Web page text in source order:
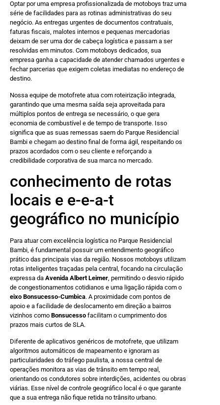
Optar por uma empresa profissionalizada de motoboys traz uma
série de facilidades para as rotinas administrativas do seu
negócio. As entregas urgentes de documentos contratuais,
faturas fiscais, malotes internos e pequenas mercadorias
deixam de ser uma dor de cabeça logística e passam a ser
resolvidas em minutos. Com motoboys dedicados, sua
empresa ganha a capacidade de atender chamados urgentes e
fechar parcerias que exigem coletas imediatas no endereço de
destino.
Nossa equipe de motofrete atua com roteirização integrada,
garantindo que uma mesma saída seja aproveitada para
múltiplos pontos de entrega se necessário, o que gera
economia de combustível e de tempo de transporte. Isso
significa que as suas remessas saem do Parque Residencial
Bambi e chegam ao destino final de forma ágil, respeitando os
prazos acordados com o seu cliente e reforçando a
credibilidade corporativa de sua marca no mercado.
conhecimento de rotas
locais e e-e-a-t
geográfico no município
Para atuar com excelência logística no Parque Residencial
Bambi, é fundamental possuir um entendimento geográfico
prático das principais vias da região. Nossos motoboys utilizam
rotas inteligentes traçadas pela central, focando na circulação
expressa da Avenida Albert Leimer, permitindo o desvio rápido
de congestionamentos cotidianos e uma ligação rápida com o
eixo Bonsucesso-Cumbica. A proximidade com pontos de
apoio e a facilidade de deslocamento em direção a bairros
vizinhos como Bonsucesso facilitam o cumprimento dos
prazos mais curtos de SLA.
Diferente de aplicativos genéricos de motofrete, que utilizam
algoritmos automáticos de mapeamento e ignoram as
particularidades do tráfego paulista, a nossa central de
operações monitora as vias de trânsito em tempo real,
orientando os condutores sobre interdições, acidentes ou obras
viárias. Esse nível de controle geográfico local é o que garante
que a sua entrega não fique retida no trânsito urbano.